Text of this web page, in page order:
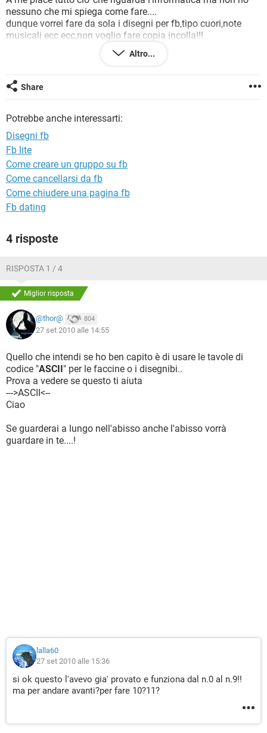
TIKTOK FACEBOOK
HARDWARE
nessuno che mi spiega come fare....
dunque vorrei fare da sola i disegni per fb,tipo cuori,note
musicali ecc ecc,non voglio fare copia incolla!!!
piu' o meno ho capito che tasti usare nella tastiera del mio
pc dell inspiron 1545 ma non riesco a fare i disegni con i
+15....COME MAI MI PRENDE SOLO L'UNO???
Grazie a chi mi saprà aiutare...
Altro...
Share
Potrebbe anche interessarti:
Disegni fb
Fb lite
Come creare un gruppo su fb
Come cancellarsi da fb
Come chiudere una pagina fb
Fb dating
4 risposte
RISPOSTA 1 / 4
Miglior risposta
@thor@ 804
27 set 2010 alle 14:55
Quello che intendi se ho ben capito è di usare le tavole di
codice "ASCII" per le faccine o i disegnibi..
Prova a vedere se questo ti aiuta
--->ASCII<--
Ciao
Se guarderai a lungo nell'abisso anche l'abisso vorrà
guardare in te....!
lalla60
27 set 2010 alle 15:36
si ok questo l'avevo gia' provato e funziona dal n.0 al n.9!!
ma per andare avanti?per fare 10?11?